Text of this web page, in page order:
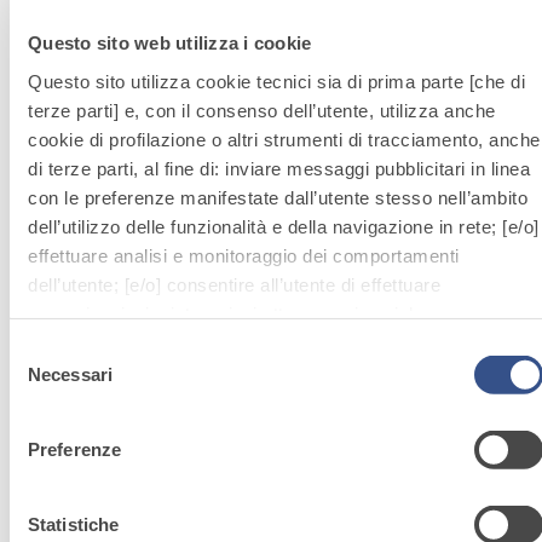
Questo sito web utilizza i cookie
Questo sito utilizza cookie tecnici sia di prima parte [che di
terze parti] e, con il consenso dell’utente, utilizza anche
cookie di profilazione o altri strumenti di tracciamento, anche
di terze parti, al fine di: inviare messaggi pubblicitari in linea
con le preferenze manifestate dall’utente stesso nell’ambito
dell’utilizzo delle funzionalità e della navigazione in rete; [e/o]
effettuare analisi e monitoraggio dei comportamenti
dell’utente; [e/o] consentire all’utente di effettuare
all’uso di tutti i cookie non tecnici, inclusi quindi quelli di
profilazione, analitici e social. Il consenso è facoltativo e può
Se l’utente desidera gestire le proprie preferenze può
momento dal sito).
delNecessari
Preferenze
Statistiche
Sistema POSA PAVIMENTI E RIVESTIMENTI
FASSACOL – ADESIVI
FASSACOL LATEX S2
Lattice superelastico per adesivi cementizi